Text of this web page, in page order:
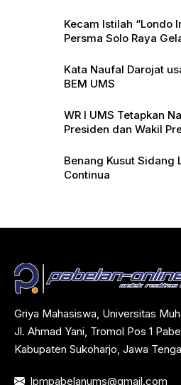
Kecam Istilah “Londo
Persma Solo Raya
Kata Naufal Darojat
BEM UMS
WR I UMS Tetapkan
Presiden dan Wakil
Benang Kusut Sidang
Continua
Griya Mahasiswa, Universitas
Jl. Ahmad Yani, Tromol Pos 1
Kabupaten Sukoharjo, Jawa
lpmpabelanums@gmail.com